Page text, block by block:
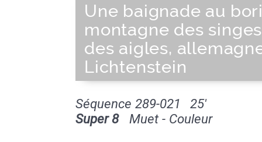
Une baignade au
montagne des
des aigles,
Lichtenstein
Séquence 289-021
25'
Super 8Muet - Couleur